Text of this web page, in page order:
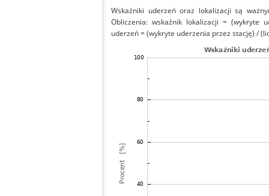
Wskaźniki uderzeń oraz lokalizacji są
Obliczenia: wskaźnik lokalizacji = (wykryte
uderzeń = (wykryte uderzenia przez stację) /